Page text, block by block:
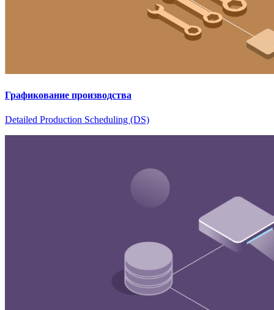
Графикование производства
Detailed Production Scheduling (DS)